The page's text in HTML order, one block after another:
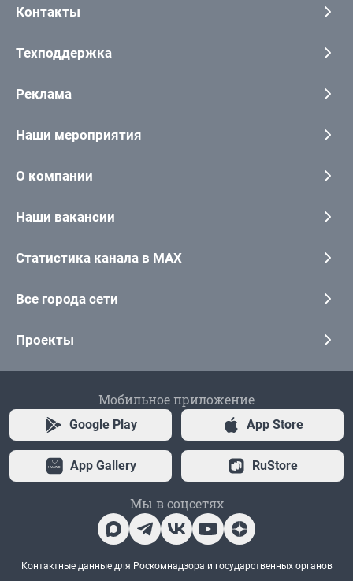
Контакты
Техподдержка
Реклама
Наши мероприятия
О компании
Наши вакансии
Статистика канала в MAX
Все города сети
Проекты
Мобильное приложение
Google Play App Store
App Gallery RuStore
Мы в соцсетях
Контактные данные для Роскомнадзора и государственных органов